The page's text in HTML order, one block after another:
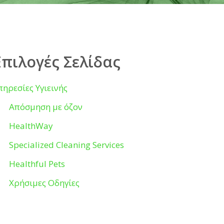
Σελίδας
Υγιεινής
Απόσμηση με όζον
HealthWay
Specialized Cleaning Services
Healthful Pets
Χρήσιμες Οδηγίες